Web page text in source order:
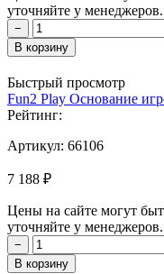
уточняйте у менеджеров.
−
В корзину
Быстрый просмотр
Fun2 Play Основание
Рейтинг:
Артикул: 66106
7 188 ₽
Цены на сайте могут
уточняйте у менеджеров.
−
В корзину